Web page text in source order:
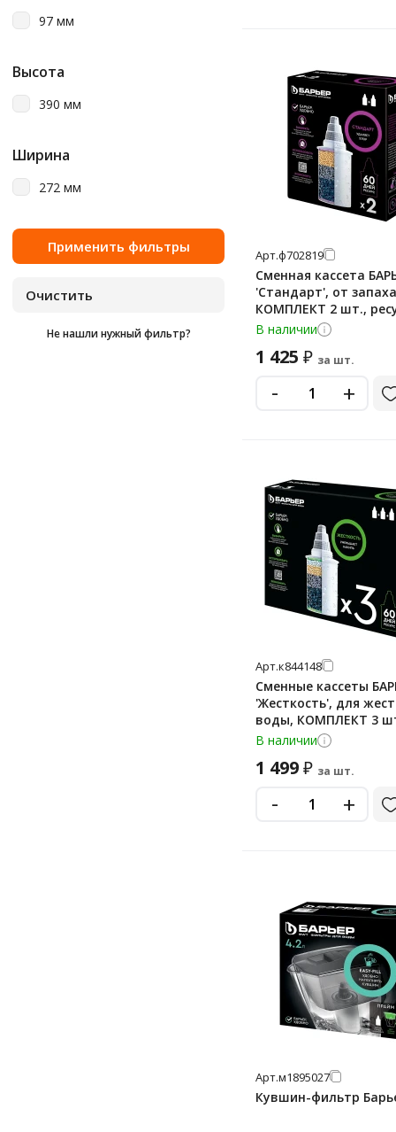
97 мм
Высота
390 мм
Ширина
272 мм
Не нашли нужный фильтр?
Арт.ф702819
Сменная кассета
'Стандарт', от
КОМПЛЕКТ 2 шт.,
2x350 л, К042Р20
В наличии
1 425 ₽ за шт.
- +
Арт.к844148
Сменные кассеты
'Жесткость', для
воды, КОМПЛЕКТ 3
ресурс 3х350 литров,
В наличии
1 499₽ за шт.
- +
Арт.м1895027
Кувшин-фильтр